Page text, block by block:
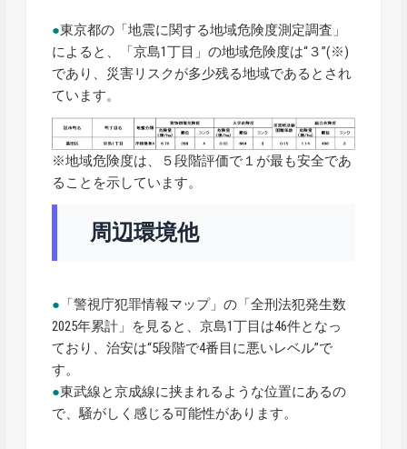
●東京都の「地震に関する地域危険度測定調査」
によると、「京島1丁目」の地域危険度は“３”(※)
であり、災害リスクが多少残る地域であるとされ
ています。
※地域危険度は、５段階評価で１が最も安全であ
ることを示しています。
周辺環境他
● 「警視庁犯罪情報マップ」の「全刑法犯発生数
2025年累計」を見ると、京島1丁目は46件となっ
ており、治安は“5段階で4番目に悪いレベル”で
す。
●東武線と京成線に挟まれるような位置にあるの
で、騒がしく感じる可能性があります。